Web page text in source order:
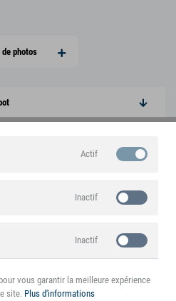
photos
Actif
Inactif
Inactif
Inactif
vous garantir la meilleure expérience
site. Plus d'informations